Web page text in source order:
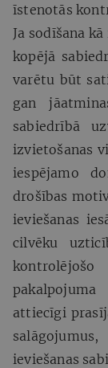
īstenotās
Ja sodīšana
kopējā
varētu būt
gan
sabiedrībā
izvietošanas
iespējamo
drošības
ieviešanas
cilvēku
attiecīgi
ieviešanas